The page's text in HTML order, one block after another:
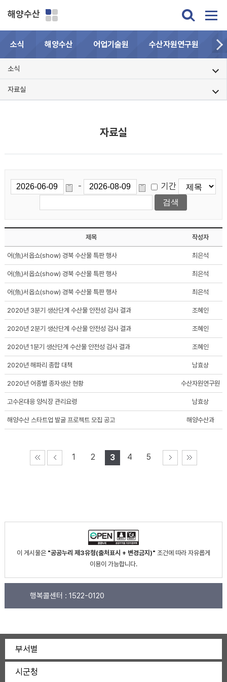
해양수산
소식 해양수산 어업기술원 수산자원연구원
소식
자료실
자료실
- 기간
제목 작성자
어(魚)서옵쇼(show) 경북 수산물 특판 행사 최은석
어(魚)서옵쇼(show) 경북 수산물 특판 행사 최은석
어(魚)서옵쇼(show) 경북 수산물 특판 행사 최은석
2020년 3분기 생산단계 수산물 안전성 검사 결과 조혜인
2020년 2분기 생산단계 수산물 안전성 검사 결과 조혜인
2020년 1분기 생산단계 수산물 안전성 검사 결과 조혜인
2020년 해파리 종합 대책 남효상
2020년 어종별 종자생산 현황 수산자원연구원
고수온대응 양식장 관리요령 남효상
해양수산 스타트업 발굴 프로젝트 모집 공고 해양수산과
1 2 3 4 5
이 게시물은 "공공누리 제3유형(출처표시 + 변경금지)" 조건에 따라 자유롭게
이용이 가능합니다.
행복콜센터 : 1522-0120
부서별
시군청